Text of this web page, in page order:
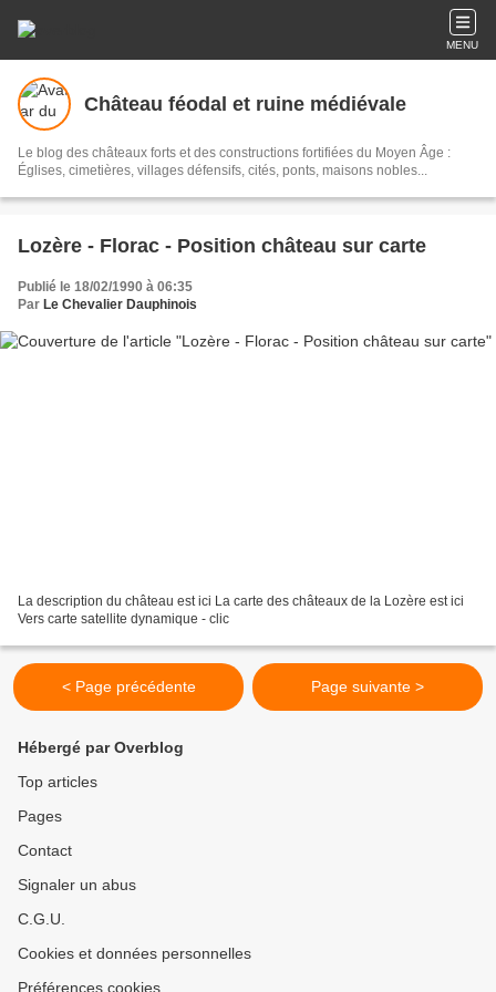
MENU
Château féodal et ruine médiévale
Le blog des châteaux forts et des constructions fortifiées du Moyen Âge :
Églises, cimetières, villages défensifs, cités, ponts, maisons nobles...
Lozère - Florac - Position château sur carte
Publié le 18/02/1990 à 06:35
Par Le Chevalier Dauphinois
La description du château est ici La carte des châteaux de la Lozère est ici
Vers carte satellite dynamique - clic
< Page précédente Page suivante >
Hébergé par Overblog
Top articles
Pages
Contact
Signaler un abus
C.G.U.
Cookies et données personnelles
Préférences cookies